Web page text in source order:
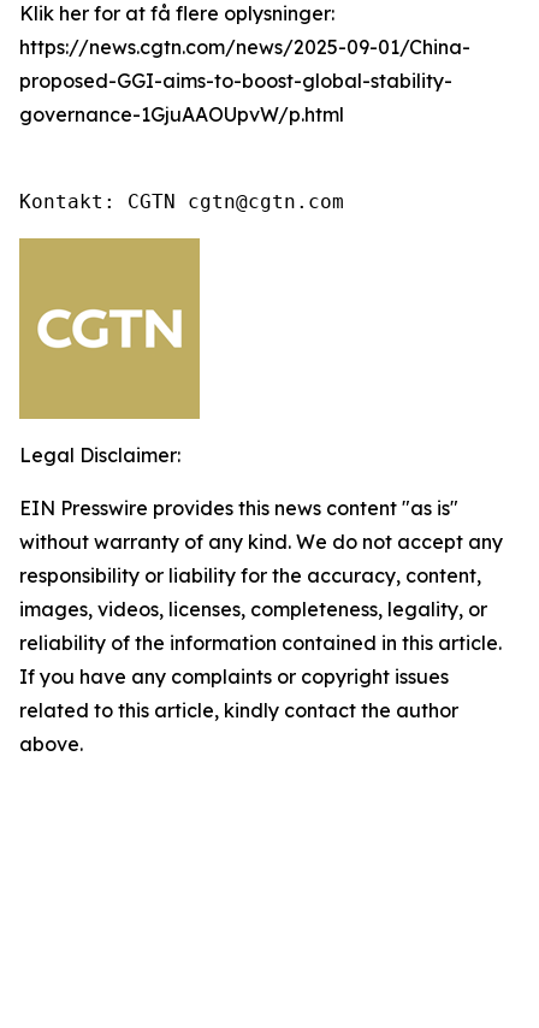
Klik her for at få flere oplysninger:
https://news.cgtn.com/news/2025-09-01/China-
proposed-GGI-aims-to-boost-global-stability-
governance-1GjuAAOUpvW/p.html
Kontakt: CGTN cgtn@cgtn.com
Legal Disclaimer:
EIN Presswire provides this news content "as is"
without warranty of any kind. We do not accept any
responsibility or liability for the accuracy, content,
images, videos, licenses, completeness, legality, or
reliability of the information contained in this article.
If you have any complaints or copyright issues
related to this article, kindly contact the author
above.